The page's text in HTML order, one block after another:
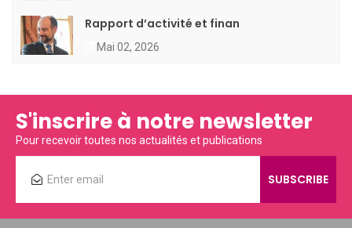
Rapport d’activité et finan
Mai 02, 2026
S'inscrire à notre newsletter
Pour recevoir toutes nos actualités et publications